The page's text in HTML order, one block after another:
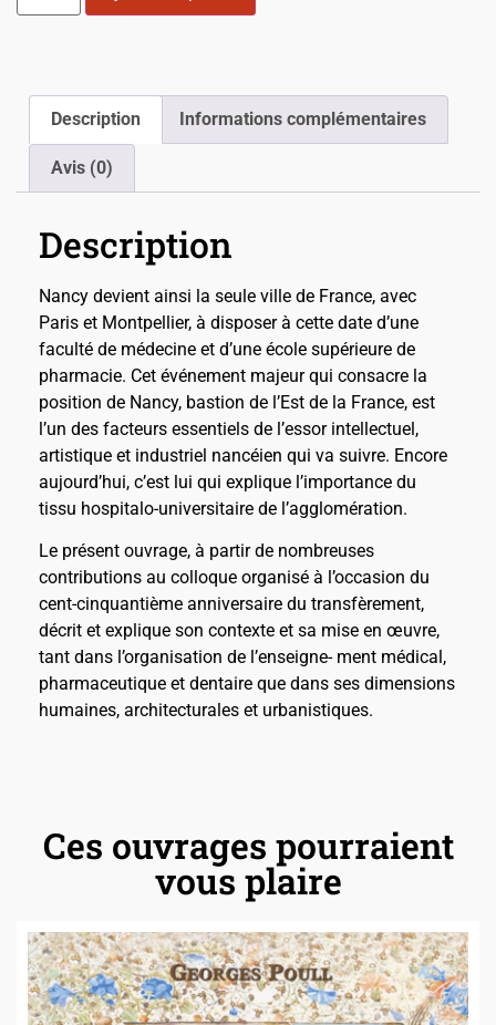
Description Informations complémentaires
Avis (0)
Description
Nancy devient ainsi la seule ville de France, avec
Paris et Montpellier, à disposer à cette date d’une
faculté de médecine et d’une école supérieure de
pharmacie. Cet événement majeur qui consacre la
position de Nancy, bastion de l’Est de la France, est
l’un des facteurs essentiels de l’essor intellectuel,
artistique et industriel nancéien qui va suivre. Encore
aujourd’hui, c’est lui qui explique l’importance du
tissu hospitalo-universitaire de l’agglomération.
Le présent ouvrage, à partir de nombreuses
contributions au colloque organisé à l’occasion du
cent-cinquantième anniversaire du transfèrement,
décrit et explique son contexte et sa mise en œuvre,
tant dans l’organisation de l’enseigne- ment médical,
pharmaceutique et dentaire que dans ses dimensions
humaines, architecturales et urbanistiques.
Ces ouvrages pourraient
vous plaire